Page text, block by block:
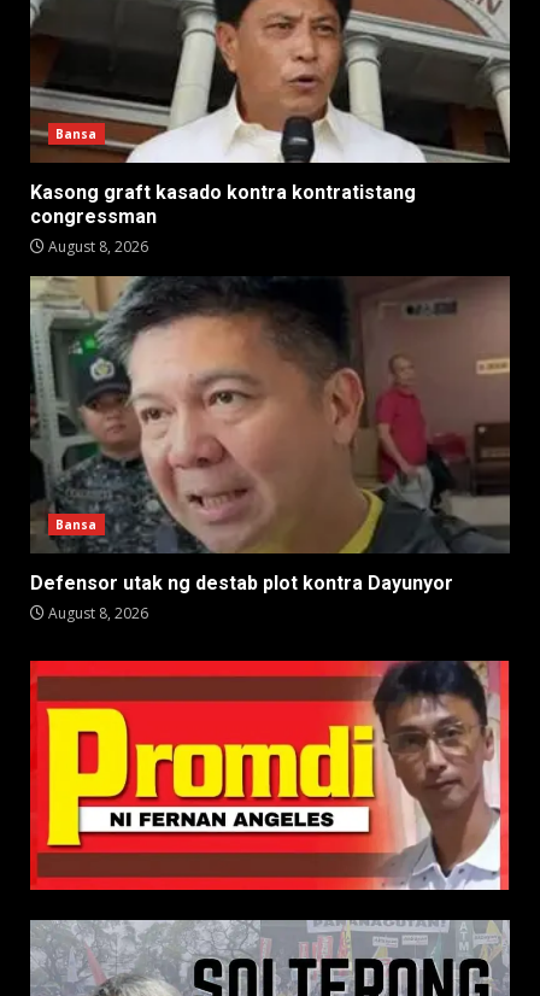
Bansa
Kasong graft kasado kontra kontratistang
congressman
August 8, 2026
Bansa
Defensor utak ng destab plot kontra Dayunyor
August 8, 2026